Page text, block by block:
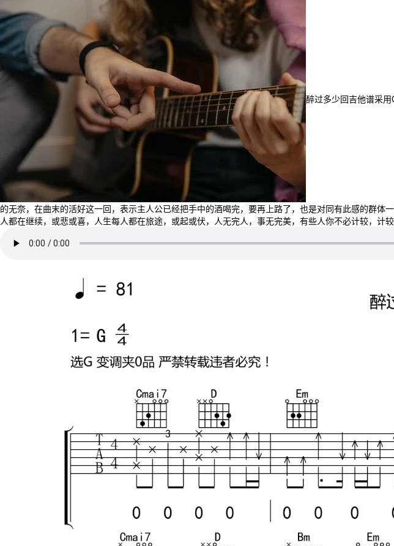
醉过多少回吉他谱采
的无奈，在曲末的活好这一回，表示主人公已经把手中的酒喝完，要再上路了，也是对同有此感的群
人都在继续，或悲或喜，人生每人都在旅途，或起或伏，人无完人，事无完美，有些人你不必计较，